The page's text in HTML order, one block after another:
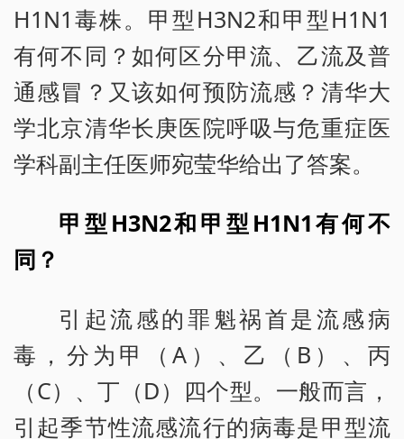
H1N1毒株。甲型H3N2和甲型H1N1
有何不同？如何区分甲流、乙流及普
通感冒？又该如何预防流感？清华大
学北京清华长庚医院呼吸与危重症医
学科副主任医师宛莹华给出了答案。
甲型H3N2和甲型H1N1有何不
同？
引起流感的罪魁祸首是流感病
毒，分为甲（A）、乙（B）、丙
（C）、丁（D）四个型。一般而言，
引起季节性流感流行的病毒是甲型流